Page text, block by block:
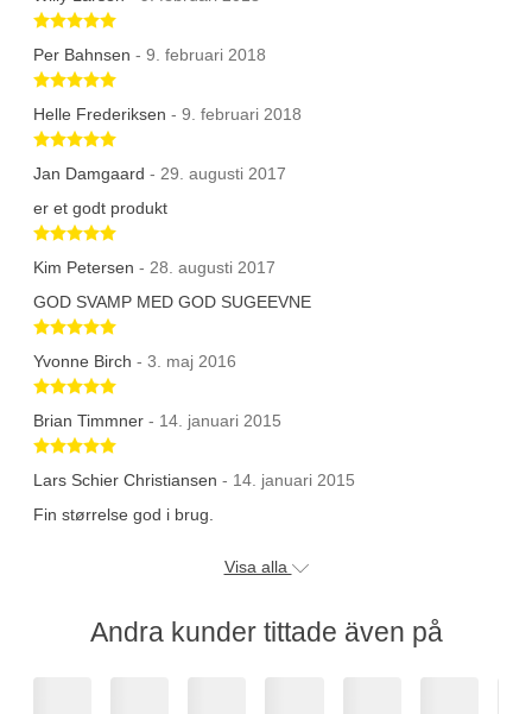
Betygsatt 5 av 5 stjärnor
Per Bahnsen - 9. februari 2018
Betygsatt 5 av 5 stjärnor
Helle Frederiksen - 9. februari 2018
Betygsatt 5 av 5 stjärnor
Jan Damgaard - 29. augusti 2017
er et godt produkt
Betygsatt 5 av 5 stjärnor
Kim Petersen - 28. augusti 2017
GOD SVAMP MED GOD SUGEEVNE
Betygsatt 5 av 5 stjärnor
Yvonne Birch - 3. maj 2016
Betygsatt 5 av 5 stjärnor
Brian Timmner - 14. januari 2015
Betygsatt 5 av 5 stjärnor
Lars Schier Christiansen - 14. januari 2015
Fin størrelse god i brug.
Visa alla
Andra kunder tittade även på